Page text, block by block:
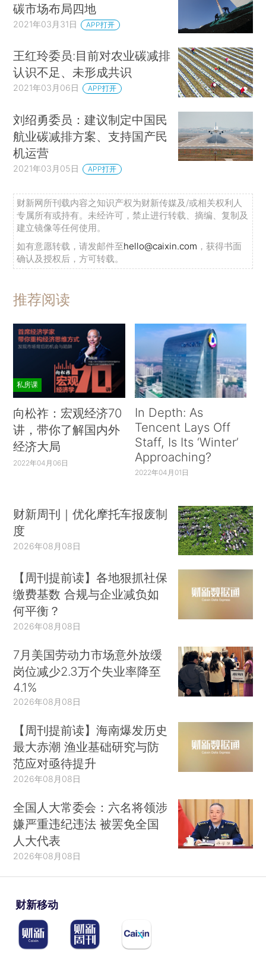
碳市场布局四地
2021年03月31日 APP打开
王红玲委员:目前对农业碳减排
认识不足、未形成共识
2021年03月06日 APP打开
刘绍勇委员：建议制定中国民
航业碳减排方案、支持国产民
机运营
2021年03月05日 APP打开
财新网所刊载内容之知识产权为财新传媒及/或相关权利人
专属所有或持有。未经许可，禁止进行转载、摘编、复制及
建立镜像等任何使用。
如有意愿转载，请发邮件至hello@caixin.com ，获得书面
确认及授权后，方可转载。
推荐阅读
私房课
向松祚：宏观经济70
讲，带你了解国内外
经济大局
2022年04月06日
In Depth: As
Tencent Lays Off
Staff, Is Its ‘Winter’
Approaching?
2022年04月01日
财新周刊｜优化摩托车报废制
度
2026年08月08日
【周刊提前读】各地狠抓社保
缴费基数 合规与企业减负如
何平衡？
2026年08月08日
7月美国劳动力市场意外放缓
岗位减少2.3万个失业率降至
4.1%
2026年08月08日
【周刊提前读】海南爆发历史
最大赤潮 渔业基础研究与防
范应对亟待提升
2026年08月08日
全国人大常委会：六名将领涉
嫌严重违纪违法 被罢免全国
人大代表
2026年08月08日
财新移动